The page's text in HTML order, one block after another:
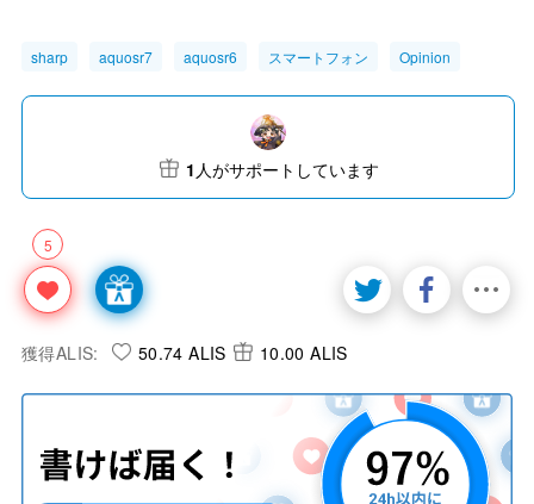
sharp aquosr7 aquosr6 スマートフォン Opinion
5
1 人がサポートしています
獲得ALIS: 50.74 ALIS 10.00 ALIS